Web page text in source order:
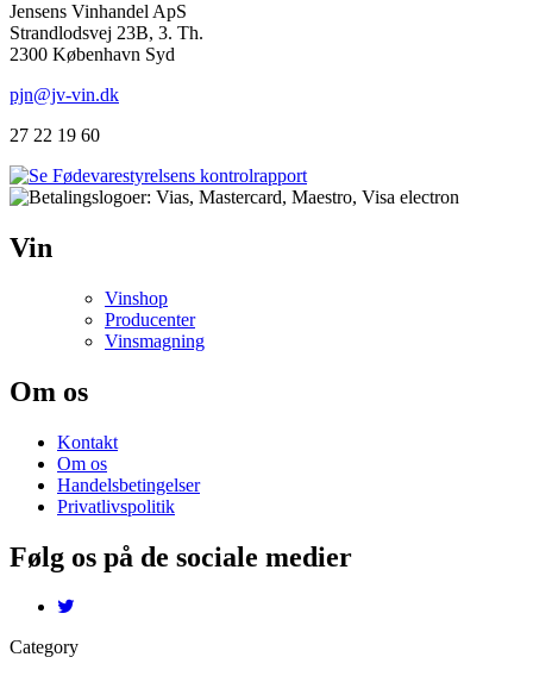
Jensens Vinhandel ApS
Strandlodsvej 23B, 3. Th.
2300 København Syd
pjn@jv-vin.dk
27 22 19 60
Vin
Vinshop
Producenter
Vinsmagning
Om os
Kontakt
Om os
Handelsbetingelser
Privatlivspolitik
Følg os på de sociale medier
Category